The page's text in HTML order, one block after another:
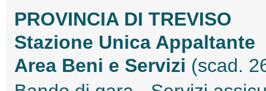
PROVINCIA DI TREVISO
Stazione Unica Appaltante
Area Beni e Servizi (scad.